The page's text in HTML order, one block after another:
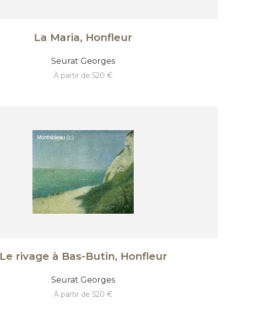
La Maria, Honfleur
Seurat Georges
à partir de 520 €
Le rivage à Bas-Butin, Honfleur
Seurat Georges
à partir de 520 €